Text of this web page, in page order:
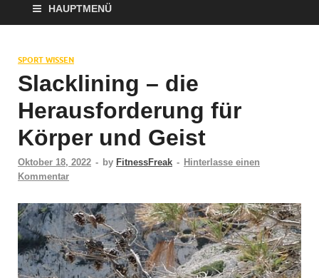
HAUPTMENÜ
SPORT WISSEN
Slacklining – die
Herausforderung für
Körper und Geist
Oktober 18, 2022 - by FitnessFreak - Hinterlasse einen
Kommentar